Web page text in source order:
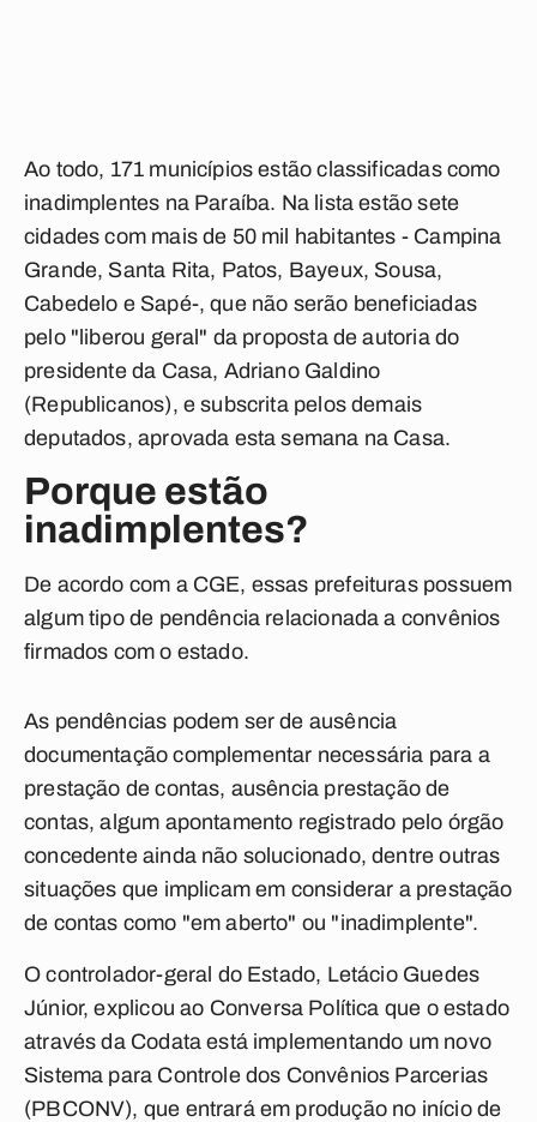
Ao todo, 171 municípios estão classificadas como
inadimplentes na Paraíba. Na lista estão sete
cidades com mais de 50 mil habitantes - Campina
Grande, Santa Rita, Patos, Bayeux, Sousa,
Cabedelo e Sapé-, que não serão beneficiadas
pelo "liberou geral" da proposta de autoria do
presidente da Casa, Adriano Galdino
(Republicanos), e subscrita pelos demais
deputados, aprovada esta semana na Casa.
Porque estão
inadimplentes?
De acordo com a CGE, essas prefeituras possuem
algum tipo de pendência relacionada a convênios
firmados com o estado.
As pendências podem ser de ausência
documentação complementar necessária para a
prestação de contas, ausência prestação de
contas, algum apontamento registrado pelo órgão
concedente ainda não solucionado, dentre outras
situações que implicam em considerar a prestação
de contas como "em aberto" ou "inadimplente".
O controlador-geral do Estado, Letácio Guedes
Júnior, explicou ao Conversa Política que o estado
através da Codata está implementando um novo
Sistema para Controle dos Convênios Parcerias
(PBCONV), que entrará em produção no início de